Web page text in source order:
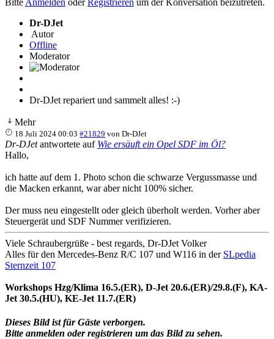
Dr-DJet
Autor
Offline
Moderator
Dr-DJet repariert und sammelt alles! :-)
Mehr
18 Juli 2024 00:03 #21829 vonDr-DJet
Dr-DJetantwortete auf Wie ersäuft ein Opel SDF im Öl?
Hallo,
ich hatte auf dem 1. Photo schon die schwarze Vergussmasse und
die Macken erkannt, war aber nicht 100% sicher.
Der muss neu eingestellt oder gleich überholt werden. Vorher aber
Steuergerät und SDF Nummer verifizieren.
Viele Schraubergrüße - best regards, Dr-DJet Volker
Alles für den Mercedes-Benz R/C 107 und W116 in der SLpedia
Sternzeit 107
Workshops Hzg/Klima 16.5.(ER), D-Jet 20.6.(ER)/29.8.(F), KA-
Jet 30.5.(HU), KE-Jet 11.7.(ER)
Dieses Bild ist für Gäste verborgen.
Bitte anmelden oder registrieren um das Bild zu sehen.